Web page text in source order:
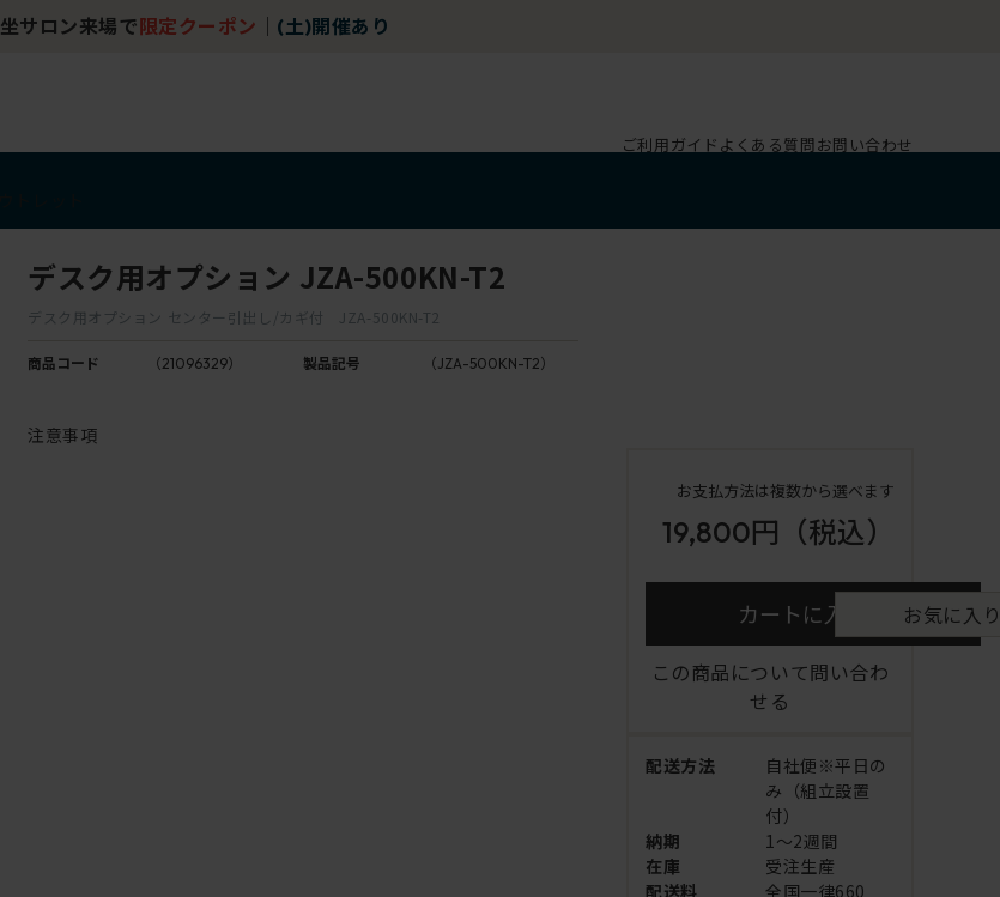
坐サロン来場で 限定クーポン (土)開催あり
ご利用ガイド よくある質問お問い合わせ
デスク用オプション JZA-500KN-T2
デスク用オプション センター引出し/カギ付 JZA-500KN-T2
商品コード （21096329） 製品記号 （JZA-500KN-T2）
注意事項
お支払方法は複数から選べます
19,800円 （税込）
カートに入れる お気に入
この商品について問い合わ
せる
配送方法
自社便※平日の
み（組立設置
付）
納期
1～2週間
在庫
受注生産
配送料
全国一律660